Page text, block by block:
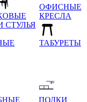
СТУЛЬЯ
ОФИСНЫЕ
КРЕСЛА
ТАБУРЕТЫ
ПОЛКИ